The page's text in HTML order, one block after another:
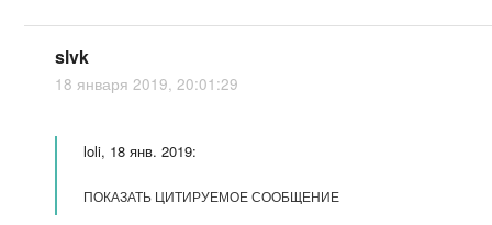
slvk
18 января 2019, 20:01:29
loli, 18 янв. 2019:
ПОКАЗАТЬ ЦИТИРУЕМОЕ СООБЩЕНИЕ